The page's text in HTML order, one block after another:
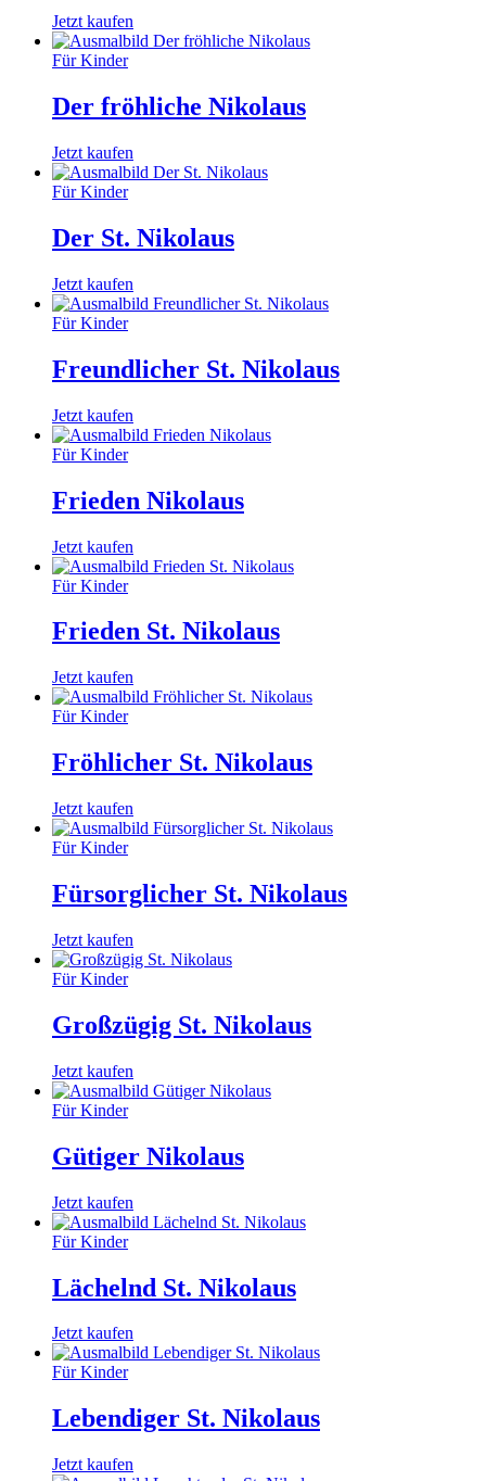
Jetzt kaufen
Für Kinder
Der fröhliche Nikolaus
Jetzt kaufen
Für Kinder
Der St. Nikolaus
Jetzt kaufen
Für Kinder
Freundlicher St. Nikolaus
Jetzt kaufen
Für Kinder
Frieden Nikolaus
Jetzt kaufen
Für Kinder
Frieden St. Nikolaus
Jetzt kaufen
Für Kinder
Fröhlicher St. Nikolaus
Jetzt kaufen
Für Kinder
Fürsorglicher St. Nikolaus
Jetzt kaufen
Für Kinder
Großzügig St. Nikolaus
Jetzt kaufen
Für Kinder
Gütiger Nikolaus
Jetzt kaufen
Für Kinder
Lächelnd St. Nikolaus
Jetzt kaufen
Für Kinder
Lebendiger St. Nikolaus
Jetzt kaufen